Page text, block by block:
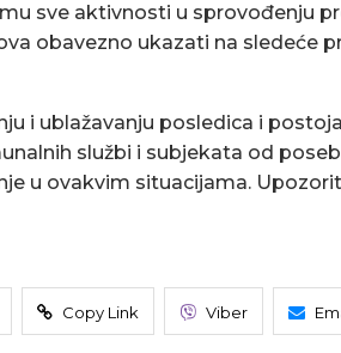
sve aktivnosti u sprovođenju
obavezno ukazati na sledeće
i ublažavanju posledica i
službi i subjekata od
u ovakvim situacijama.
Copy Link Viber